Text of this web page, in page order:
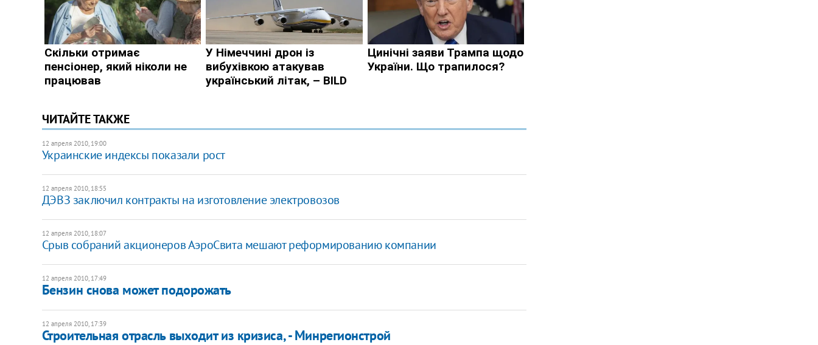
ЧИТАЙТЕ ТАКЖЕ
12 апреля 2010, 19:00
Украинские индексы показали рост
12 апреля 2010, 18:55
ДЭВЗ заключил контракты на изготовление электровозов
12 апреля 2010, 18:07
Срыв собраний акционеров АэроСвита мешают реформированию компании
12 апреля 2010, 17:49
Бензин снова может подорожать
12 апреля 2010, 17:39
Строительная отрасль выходит из кризиса, - Минрегионстрой